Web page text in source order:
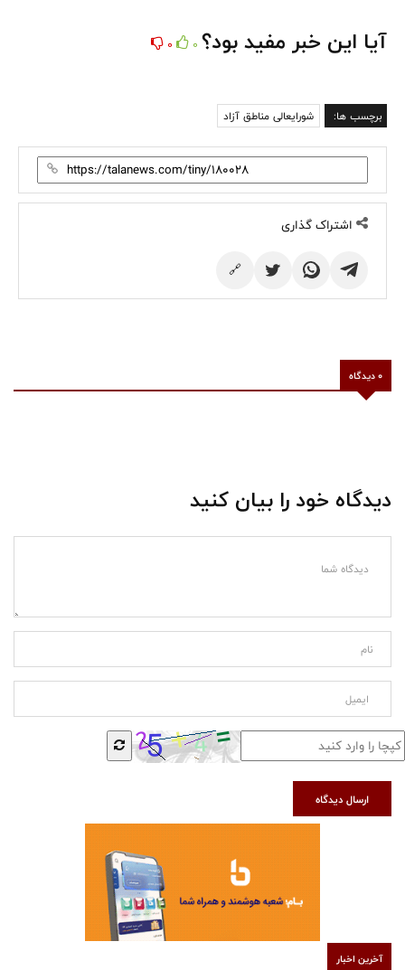
آیا این خبر مفید بود؟ 0
0
برچسب ها: شورایعالی مناطق آزاد
اشتراک گذاری
🔗
0 دیدگاه
دیدگاه خود را بیان کنید
ارسال دیدگاه
آخرین اخبار